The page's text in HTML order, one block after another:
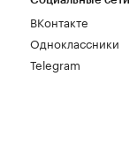
ВКонтакте
Одноклассники
Telegram